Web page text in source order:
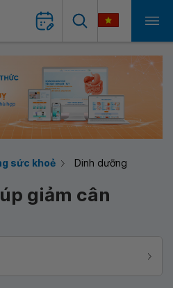
sức khoẻ Dinh dưỡng
giảm cân